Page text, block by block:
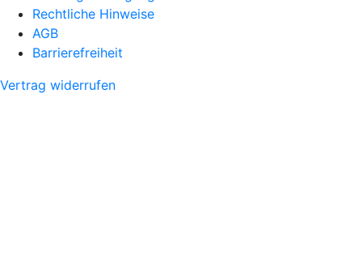
Rechtliche Hinweise
AGB
Barrierefreiheit
Vertrag widerrufen